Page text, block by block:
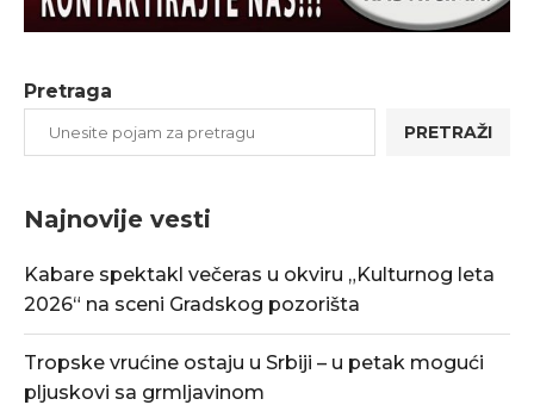
Pretraga
PRETRAŽI
Najnovije vesti
Kabare spektakl večeras u okviru „Kulturnog leta
2026“ na sceni Gradskog pozorišta
Tropske vrućine ostaju u Srbiji – u petak mogući
pljuskovi sa grmljavinom